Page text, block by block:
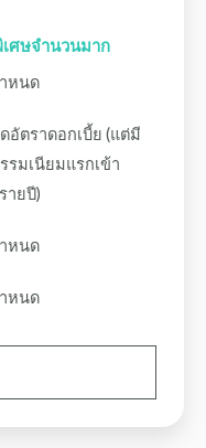
ศษจำนวนมาก
หนด
อัตราดอกเบี้ย (แต่มี
รมเนียมแรกเข้า
ายปี)
หนด
หนด